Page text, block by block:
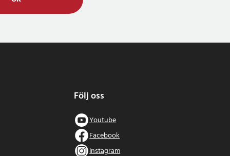
Följ oss
Youtube
Facebook
Instagram